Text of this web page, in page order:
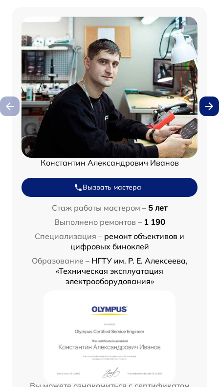
Константин Александрович Иванов
Вызвать мастера
Стаж работы мастером – 5 лет
Выполнено ремонтов – 1 190
Специализация – ремонт объективов и
цифровых биноклей
Образование – НГТУ им. Р. Е. Алексеева,
«Техническая эксплуатация
электрооборудования»